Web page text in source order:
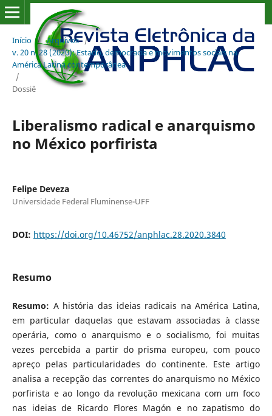
Início / Arquivos /
v. 20 n. 28 (2020): Estado, democracia e movimentos sociais na
América Latina contemporânea
/
Dossiê
Liberalismo radical e anarquismo
no México porfirista
Felipe Deveza
Universidade Federal Fluminense-UFF
DOI: https://doi.org/10.46752/anphlac.28.2020.3840
Resumo
Resumo: A história das ideias radicais na América Latina,
em particular daquelas que estavam associadas à classe
operária, como o anarquismo e o socialismo, foi muitas
vezes percebida a partir do prisma europeu, com pouco
apreço pelas particularidades do continente. Este artigo
analisa a recepção das correntes do anarquismo no México
porfirista e ao longo da revolução mexicana com um foco
nas ideias de Ricardo Flores Magón e no zapatismo do